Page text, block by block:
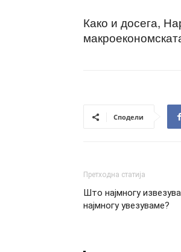
Како и досега,
Сподели
Претходна статија
Што најмногу
најмногу увезуваме?